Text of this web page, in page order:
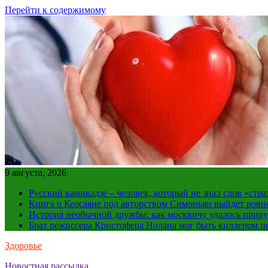
Перейти к содержимому
9 августа, 2026
Русский камикадзе – человек, который не знал слов
Книга о Кеосаяне под авторством Симоньян выйдет
История необычной дружбы: как москвичу удалось
Брат режиссера Кристофера Нолана мог быть киллером
Здоровье
Новостная рассылка